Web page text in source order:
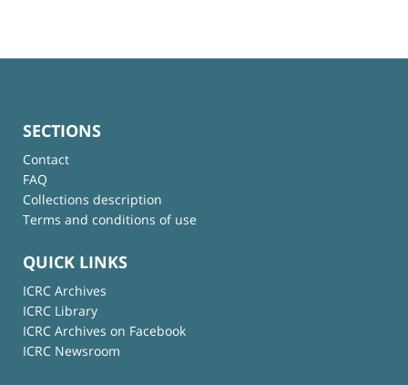
SECTIONS
Contact
FAQ
Collections description
Terms and conditions of use
QUICK LINKS
ICRC Archives
ICRC Library
ICRC Archives on Facebook
ICRC Newsroom